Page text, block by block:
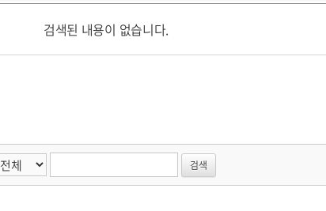
검색된 내용이 없습니다.